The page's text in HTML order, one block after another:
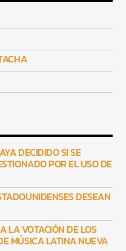
DECIDIDO SI SE
POR EL USO DE
DESEAN
LA VOTACIÓN DE LOS
MÚSICA LATINA NUEVA